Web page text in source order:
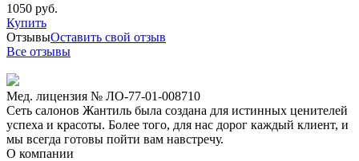
1050 руб.
Купить
ОтзывыОставить свой отзыв
Все отзывы
Мед. лицензия № ЛО-77-01-008710
Сеть салонов Жантиль была создана для истинных ценителей
успеха и красоты. Более того, для нас дорог каждый клиент, и
мы всегда готовы пойти вам навстречу.
О компании